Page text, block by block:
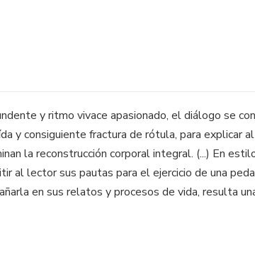
y ritmo vivace apasionado, el diálogo se
y consiguiente fractura de rótula, para explicar
la reconstrucción corporal integral. (...) En
al lector sus pautas para el ejercicio de una
en sus relatos y procesos de vida, resulta